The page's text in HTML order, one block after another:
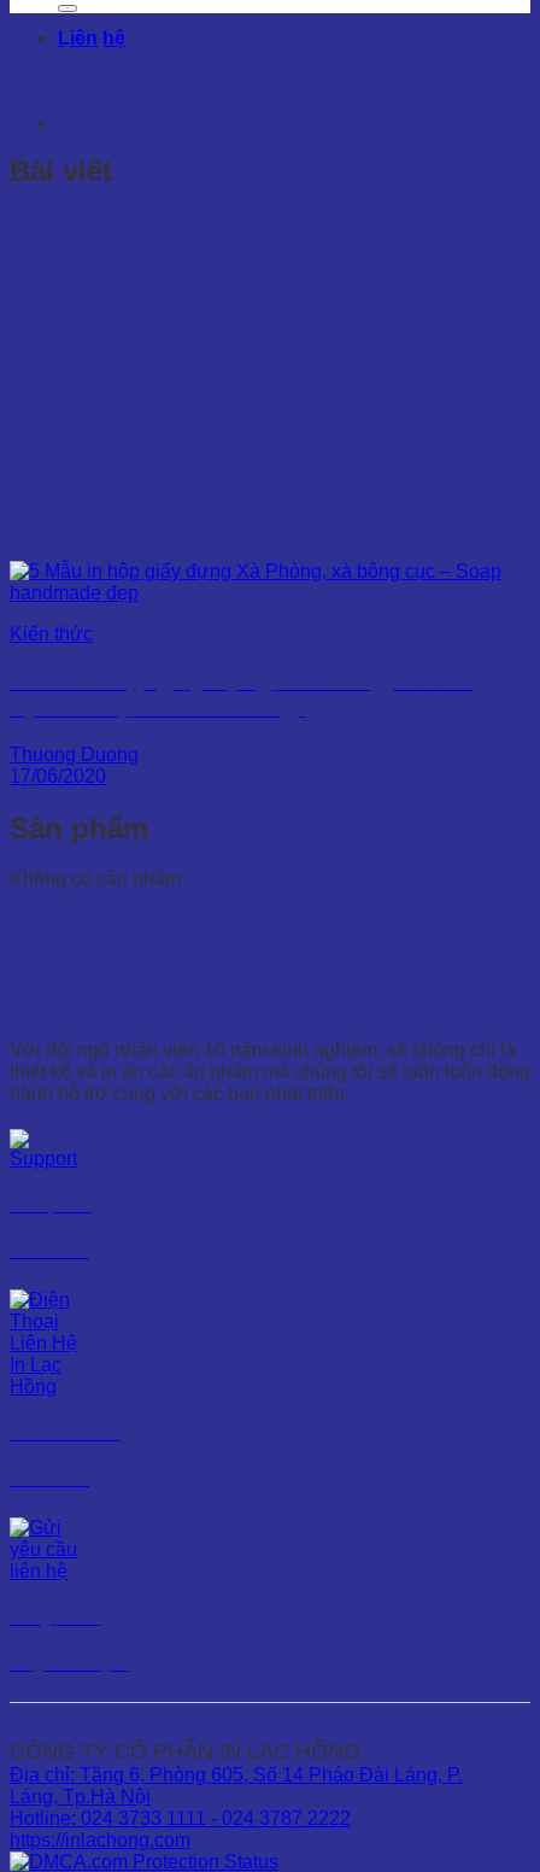
Liên hệ
Nội dung có thẻ
Bài viết
Kiến thức
Thuong Duong
17/06/2020
Sản phẩm
Không có sản phẩm
Với đội ngũ nhân viên 10 năm kinh nghiệm, sẽ không chỉ là
thiết kế và in ấn các ẩn phẩm mà chúng tôi sẽ luôn luôn đồng
hành hỗ trợ cùng với các bạn phát triển.
CÔNG TY CỔ PHẦN IN LẠC HỒNG
Địa chỉ: Tầng 6, Phòng 605, Số 14 Pháo Đài Láng, P.
Láng, Tp.Hà Nội
Hotline: 024 3733 1111 - 024 3787 2222
https://inlachong.com